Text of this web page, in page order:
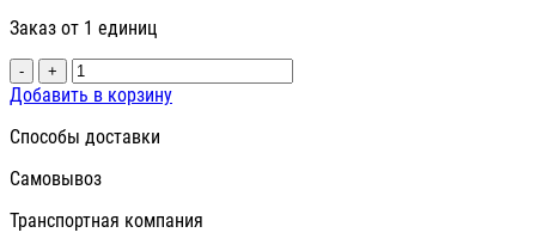
Заказ от 1 единиц
- +
Добавить в корзину
Способы доставки
Самовывоз
Транспортная компания